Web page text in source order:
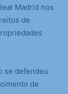
Madrid nos
de
se defendeu
de